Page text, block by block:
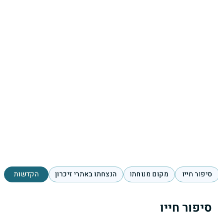
סיפור חייו מקום מנוחתו הנצחתו באתרי זיכרון הקדשות
סיפור חייו